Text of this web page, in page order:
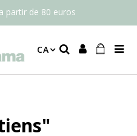
partir de 80 euros
CA